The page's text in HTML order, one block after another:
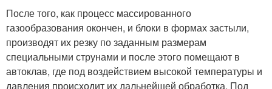
После того, как процесс массированного
газообразования окончен, и блоки в формах застыли,
производят их резку по заданным размерам
специальными струнами и после этого помещают в
автоклав, где под воздействием высокой температуры и
давления происходит их дальнейшей обработка. Под